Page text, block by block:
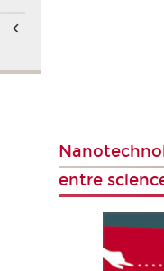
entre